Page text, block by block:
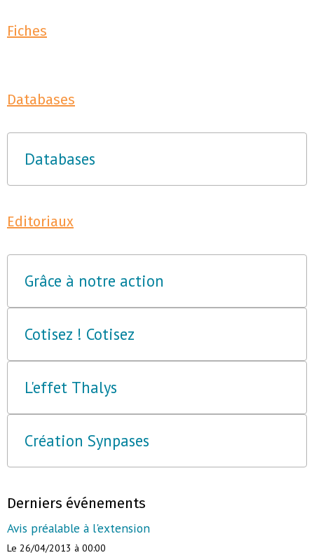
Fiches
Databases
Databases
Editoriaux
Grâce à notre action
Cotisez ! Cotisez
L'effet Thalys
Création Synpases
Derniers événements
Avis préalable à l'extension
Le 26/04/2013 à 00:00